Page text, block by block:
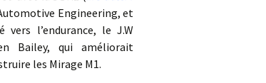
Engineering, et
l’endurance, le J.W
Bailey, qui améliorait
les Mirage M1.